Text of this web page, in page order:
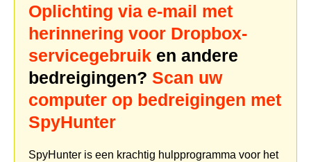
Oplichting via e-mail met
herinnering voor Dropbox-
servicegebruik en andere
bedreigingen? Scan uw
computer op bedreigingen met
SpyHunter
SpyHunter is een krachtig hulpprogramma voor het